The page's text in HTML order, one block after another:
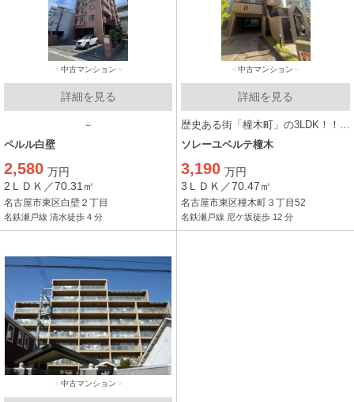
中古マンション
詳細を見る
－
ペルル白壁
2,580 万円
2ＬＤＫ／70.31㎡
名古屋市東区白壁２丁目
名鉄瀬戸線 清水徒歩 4 分
中古マンション
詳細を見る
ソレーユベルテ橦木
3,190 万円
3ＬＤＫ／70.47㎡
名古屋市東区橦木町３丁目52
名鉄瀬戸線 尼ケ坂徒歩 12 分
中古マンション